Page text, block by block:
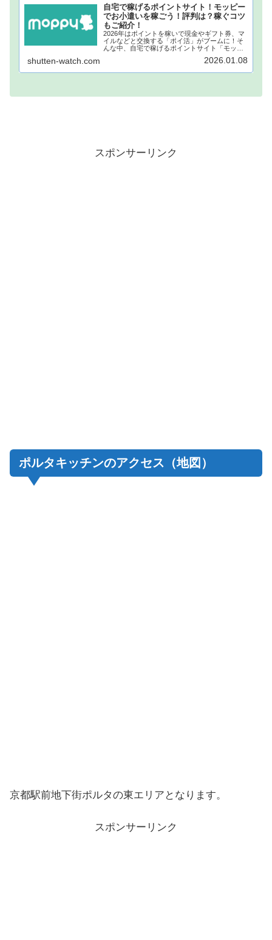
自宅で稼げるポイントサイト！モッピー
でお小遣いを稼ごう！評判は？稼ぐコツ
もご紹介！
2026年はポイントを稼いで現金やギフト券、マ
イルなどと交換する「ポイ活」がブームに！そ
んな中、自宅で稼げるポイントサイト「モッピ
ー」が注目されています！モッピーに登録し、
自宅でポイントを稼げば、あなたも月1万円稼ぐ
shutten-watch.com 2026.01.08
スポンサーリンク
ポルタキッチンのアクセス（地図）
京都駅前地下街ポルタの東エリアとなります。
スポンサーリンク